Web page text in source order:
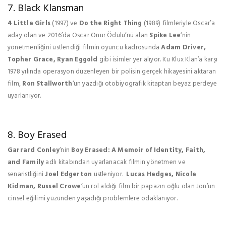
7. Black Klansman
4 Little Girls(1997) ve Do the Right Thing (1989) filmleriyle Oscar’a
aday olan ve 2016’da Oscar Onur Ödülü’nü alan Spike Lee‘nin
yönetmenliğini üstlendiği filmin oyuncu kadrosundaAdam Driver,
Topher Grace, Ryan Eggold gibi isimler yer alıyor. Ku Klux Klan’a karşı
1978 yılında operasyon düzenleyen bir polisin gerçek hikayesini aktaran
film,Ron Stallworth‘un yazdığı otobiyografik kitaptan beyaz perdeye
uyarlanıyor.
8. Boy Erased
Garrard Conley‘nin Boy Erased: A Memoir of Identity, Faith,
and Familyadlı kitabından uyarlanacak filmin yönetmen ve
senaristliğini Joel Edgerton üstleniyor. Lucas Hedges, Nicole
Kidman, Russel Crowe‘un rol aldığı film bir papazın oğlu olan Jon’un
cinsel eğilimi yüzünden yaşadığı problemlere odaklanıyor.